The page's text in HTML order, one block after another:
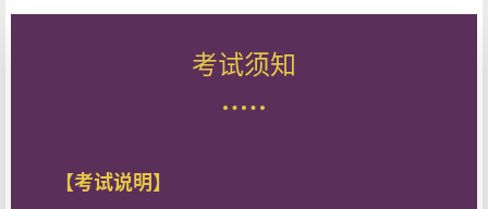
考试须知
【考试说明】